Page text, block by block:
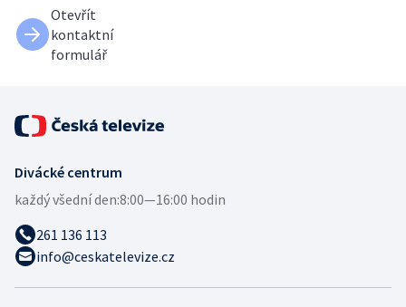
Otevřít
kontaktní
formulář
Divácké centrum
každý všední den:8:00—16:00 hodin
261 136 113
info@ceskatelevize.cz